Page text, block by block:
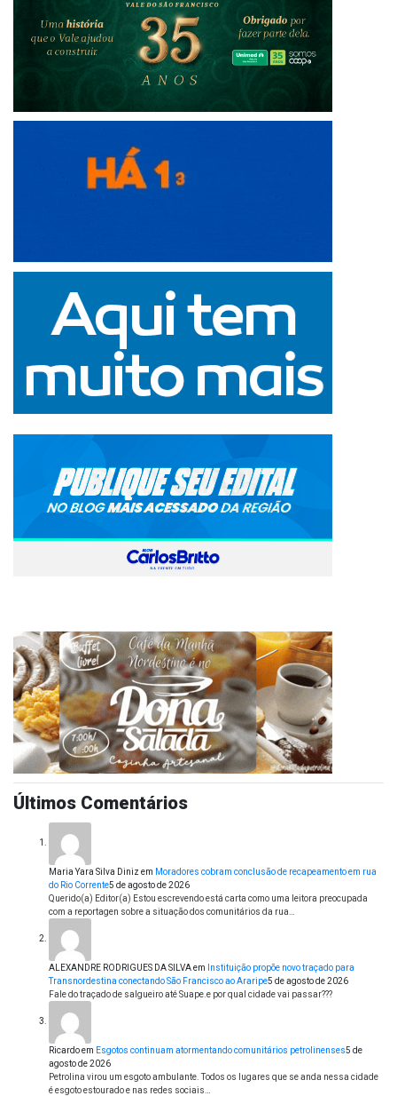
Últimos Comentários
Maria Yara Silva Diniz em Moradores cobram conclusão de recapeamento em rua
do Rio Corrente5 de agosto de 2026
Querido(a) Editor(a) Estou escrevendo está carta como uma leitora preocupada
com a reportagen sobre a situação dos comunitários da rua…
ALEXANDRE RODRIGUES DA SILVAem
Instituição propõe novo traçado para
Transnordestina conectando São Francisco ao Araripe5 de agosto de 2026
Fale do traçado de salgueiro até Suape.e por qual cidade vai passar???
Ricardoem Esgotos continuam atormentando comunitários petrolinenses5 de
agosto de 2026
Petrolina virou um esgoto ambulante. Todos os lugares que se anda nessa cidade
é esgoto estourado e nas redes sociais…